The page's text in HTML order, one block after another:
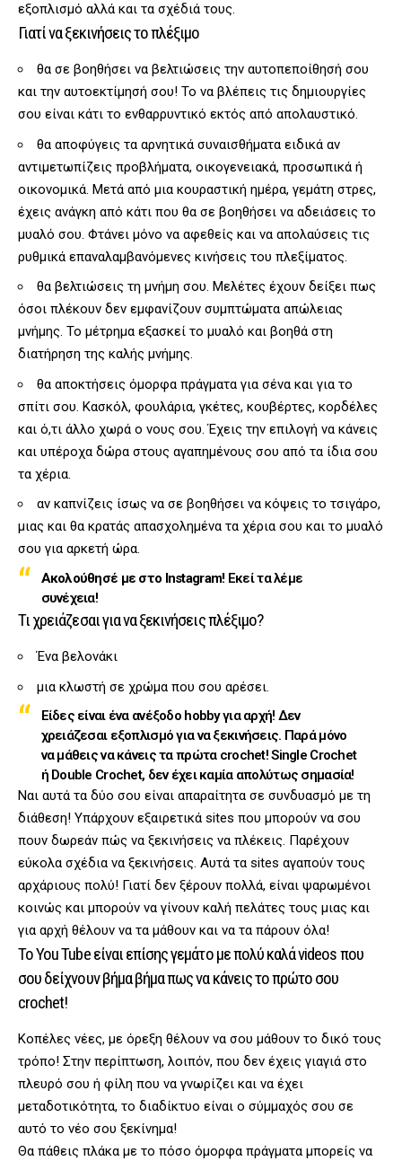
εξοπλισμό αλλά και τα σχέδιά τους.
Γιατί να ξεκινήσεις το πλέξιμο
θα σε βοηθήσει να βελτιώσεις την αυτοπεποίθησή σου
και την αυτοεκτίμησή σου! Το να βλέπεις τις δημιουργίες
σου είναι κάτι το ενθαρρυντικό εκτός από απολαυστικό.
θα αποφύγεις τα αρνητικά συναισθήματα ειδικά αν
αντιμετωπίζεις προβλήματα, οικογενειακά, προσωπικά ή
οικονομικά. Μετά από μια κουραστική ημέρα, γεμάτη στρες,
έχεις ανάγκη από κάτι που θα σε βοηθήσει να αδειάσεις το
μυαλό σου. Φτάνει μόνο να αφεθείς και να απολαύσεις τις
ρυθμικά επαναλαμβανόμενες κινήσεις του πλεξίματος.
θα βελτιώσεις τη μνήμη σου. Μελέτες έχουν δείξει πως
όσοι πλέκουν δεν εμφανίζουν συμπτώματα απώλειας
μνήμης. Το μέτρημα εξασκεί το μυαλό και βοηθά στη
διατήρηση της καλής μνήμης.
θα αποκτήσεις όμορφα πράγματα για σένα και για το
σπίτι σου. Κασκόλ, φουλάρια, γκέτες, κουβέρτες, κορδέλες
και ό,τι άλλο χωρά ο νους σου. Έχεις την επιλογή να κάνεις
και υπέροχα δώρα στους αγαπημένους σου από τα ίδια σου
τα χέρια.
αν καπνίζεις ίσως να σε βοηθήσει να κόψεις το τσιγάρο,
μιας και θα κρατάς απασχολημένα τα χέρια σου και το μυαλό
σου για αρκετή ώρα.
Ακολούθησέ με στο Instagram! Εκεί τα λέμε
συνέχεια!
Τι χρειάζεσαι για να ξεκινήσεις πλέξιμο?
Ένα βελονάκι
μια κλωστή σε χρώμα που σου αρέσει.
Είδες είναι ένα ανέξοδο hobby για αρχή! Δεν
χρειάζεσαι εξοπλισμό για να ξεκινήσεις. Παρά μόνο
να μάθεις να κάνεις τα πρώτα crochet! Single Crochet
ή Double Crochet, δεν έχει καμία απολύτως σημασία!
Ναι αυτά τα δύο σου είναι απαραίτητα σε συνδυασμό με τη
διάθεση! Υπάρχουν εξαιρετικά sites που μπορούν να σου
πουν δωρεάν πώς να ξεκινήσεις να πλέκεις. Παρέχουν
εύκολα σχέδια να ξεκινήσεις. Αυτά τα sites αγαπούν τους
αρχάριους πολύ! Γιατί δεν ξέρουν πολλά, είναι ψαρωμένοι
κοινώς και μπορούν να γίνουν καλή πελάτες τους μιας και
για αρχή θέλουν να τα μάθουν και να τα πάρουν όλα!
Το You Tube είναι επίσης γεμάτο με πολύ καλά videos που
σου δείχνουν βήμα βήμα πως να κάνεις το πρώτο σου
crochet!
Κοπέλες νέες, με όρεξη θέλουν να σου μάθουν το δικό τους
τρόπο! Στην περίπτωση, λοιπόν, που δεν έχεις γιαγιά στο
πλευρό σου ή φίλη που να γνωρίζει και να έχει
μεταδοτικότητα, το διαδίκτυο είναι ο σύμμαχός σου σε
αυτό το νέο σου ξεκίνημα!
Θα πάθεις πλάκα με το πόσο όμορφα πράγματα μπορείς να